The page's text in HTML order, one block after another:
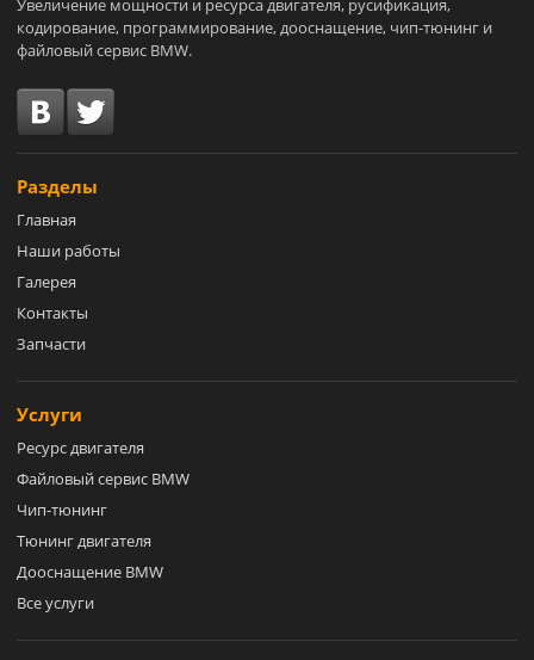
Увеличение мощности и ресурса двигателя, русификация,
кодирование, программирование, дооснащение, чип-тюнинг и
файловый сервис BMW.
Разделы
Главная
Наши работы
Галерея
Контакты
Запчасти
Услуги
Ресурс двигателя
Файловый сервис BMW
Чип-тюнинг
Тюнинг двигателя
Дооснащение BMW
Все услуги